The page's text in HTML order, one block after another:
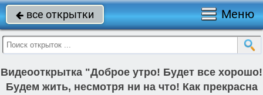
 все открытки Меню
Видеооткрытка "Доброе утро! Будет все хорошо!
Будем жить, несмотря ни на что! Как прекрасна